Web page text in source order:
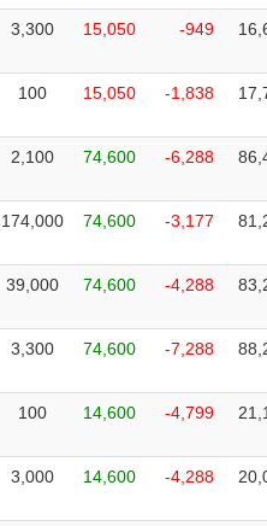
3,300 15,050 -949
100 15,050 -1,838
2,100 74,600 -6,288
174,000 74,600 -3,177
39,000 74,600 -4,288
3,300 74,600 -7,288
100 14,600 -4,799
3,000 14,600 -4,288